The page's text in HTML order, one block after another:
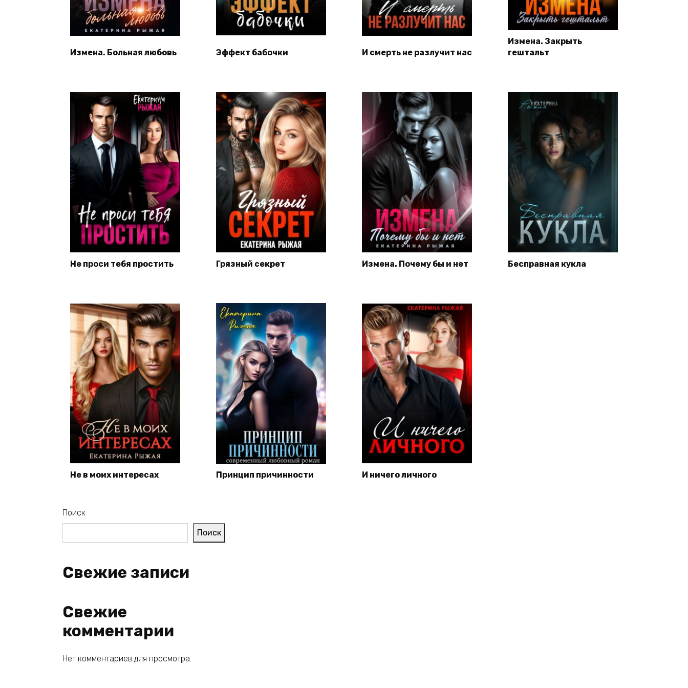
Измена. Больная любовь Эффект бабочки И смерть не разлучит нас
Измена. Закрыть
гештальт
Не проси тебя простить Грязный секрет Измена. Почему бы и нет Бесправная кукла
Не в моих интересах Принцип причинности И ничего личного
Поиск
Поиск
Свежие записи
Свежие
комментарии
Нет комментариев для просмотра.